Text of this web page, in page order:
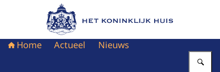
Naar de homepage van Het Koninklijk Huis
Home Actueel Nieuws